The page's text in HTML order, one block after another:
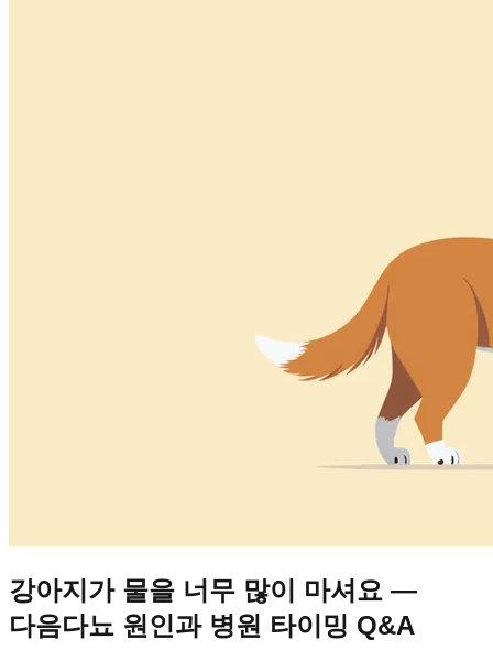
강아지가 물을 너무 많이 마셔요 —
다음다뇨 원인과 병원 타이밍 Q&A